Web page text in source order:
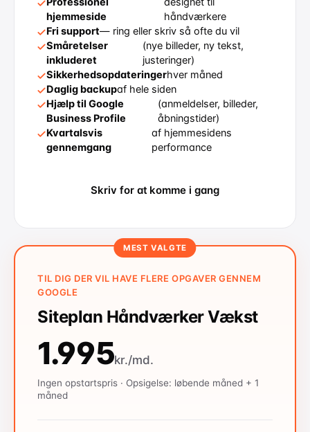
hjemmeside
håndværkere
Fri support— ring eller skriv så ofte du vil
Småretelser
inkluderet
(nye billeder, ny tekst,
justeringer)
Sikkerhedsopdateringerhver måned
Daglig backupaf hele siden
Hjælp til Google
Business Profile
(anmeldelser, billeder,
åbningstider)
Kvartalsvis
gennemgang
af hjemmesidens
performance
Skriv for at komme i gang
MEST VALGTE
TIL DIG DER VIL HAVE FLERE OPGAVER GENNEM
GOOGLE
Siteplan Håndværker Vækst
1.995kr./md.
Ingen opstartspris · Opsigelse: løbende måned + 1
måned